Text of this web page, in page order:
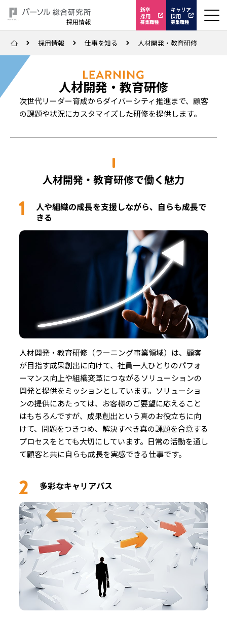
採用情報
新卒
採用
募集職種
キャリア
採用
募集職種
採用情報 仕事を知る 人材開発・教育研修
人材開発・教育研修
次世代リーダー育成からダイバーシティ推進まで、顧客
の課題や状況にカスタマイズした研修を提供します。
人材開発・教育研修で働く魅力
人や組織の成長を支援しながら、自らも成長で
きる
人材開発・教育研修（ラーニング事業領域）は、顧客
が目指す成果創出に向けて、社員一人ひとりのパフォ
ーマンス向上や組織変革につながるソリューションの
開発と提供をミッションとしています。ソリューショ
ンの提供にあたっては、お客様のご要望に応えること
はもちろんですが、成果創出という真のお役立ちに向
けて、問題をつきつめ、解決すべき真の課題を合意する
プロセスをとても大切にしています。日常の活動を通し
て顧客と共に自らも成長を実感できる仕事です。
多彩なキャリアパス